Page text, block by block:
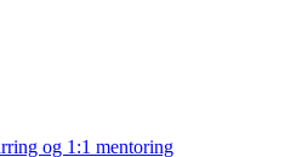
og 1:1 mentoring